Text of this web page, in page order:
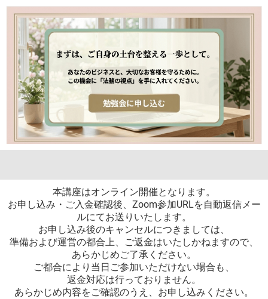
本講座はオンライン開催となります。
お申し込み・ご入金確認後、Zoom参加URLを自動返信メー
ルにてお送りいたします。
お申し込み後のキャンセルにつきましては、
準備および運営の都合上、ご返金はいたしかねますので、
あらかじめご了承ください。
ご都合により当日ご参加いただけない場合も、
返金対応は行っておりません。
あらかじめ内容をご確認のうえ、お申し込みください。